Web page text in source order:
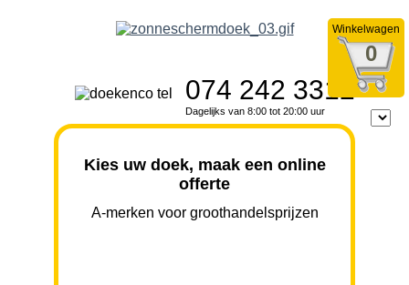
Winkelwagen
0
074 242 3312
Dagelijks van 8:00 tot 20:00 uur
Kies uw doek, maak een online
offerte
A-merken voor groothandelsprijzen